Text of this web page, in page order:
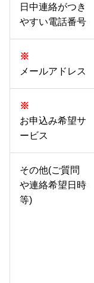
日中連絡がつき
やすい電話番号
※
メールアドレス
※
お申込み希望サ
ービス
その他(ご質問
や連絡希望日時
等)